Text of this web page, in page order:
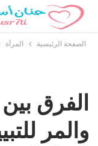
الصفحة الرئيسية المرأة
الفرق
والمر